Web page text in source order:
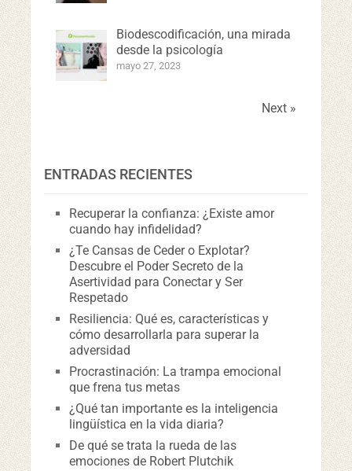
Biodescodificación, una mirada
desde la psicología
mayo 27, 2023
Next »
ENTRADAS RECIENTES
Recuperar la confianza: ¿Existe amor
cuando hay infidelidad?
¿Te Cansas de Ceder o Explotar?
Descubre el Poder Secreto de la
Asertividad para Conectar y Ser
Respetado
Resiliencia: Qué es, características y
cómo desarrollarla para superar la
adversidad
Procrastinación: La trampa emocional
que frena tus metas
¿Qué tan importante es la inteligencia
lingüística en la vida diaria?
De qué se trata la rueda de las
emociones de Robert Plutchik